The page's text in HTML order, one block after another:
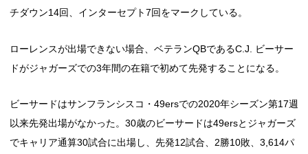
チダウン14回、インターセプト7回をマークしている。
ローレンスが出場できない場合、ベテランQBであるC.J. ビーサー
ドがジャガーズでの3年間の在籍で初めて先発することになる。
ビーサードはサンフランシスコ・49ersでの2020年シーズン第17週
以来先発出場がなかった。30歳のビーサードは49ersとジャガーズ
でキャリア通算30試合に出場し、先発12試合、2勝10敗、3,614パ